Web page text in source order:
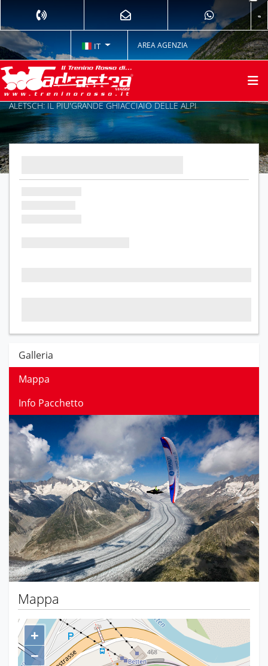
IT AREA AGENZIA
ALETSCH: IL PIU'GRANDE GHIACCIAIO DELLE ALPI
Galleria
Mappa
Info Pacchetto
Previous Next
Mappa
+
−